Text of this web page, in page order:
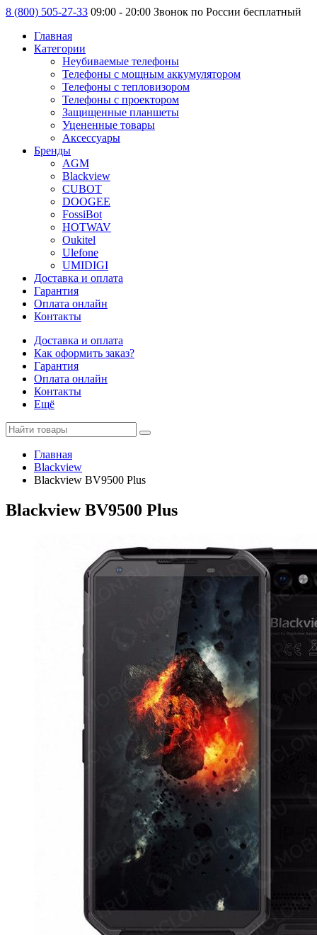
8 (800) 505-27-33 09:00 - 20:00 Звонок по России бесплатный
Главная
Категории
Неубиваемые телефоны
Телефоны с мощным аккумулятором
Телефоны с тепловизором
Телефоны с проектором
Защищенные планшеты
Уцененные товары
Аксессуары
Бренды
AGM
Blackview
CUBOT
DOOGEE
FossiBot
HOTWAV
Oukitel
Ulefone
UMIDIGI
Доставка и оплата
Гарантия
Оплата онлайн
Контакты
Доставка и оплата
Как оформить заказ?
Гарантия
Оплата онлайн
Контакты
Ещё
Главная
Blackview
Blackview BV9500 Plus
Blackview BV9500 Plus